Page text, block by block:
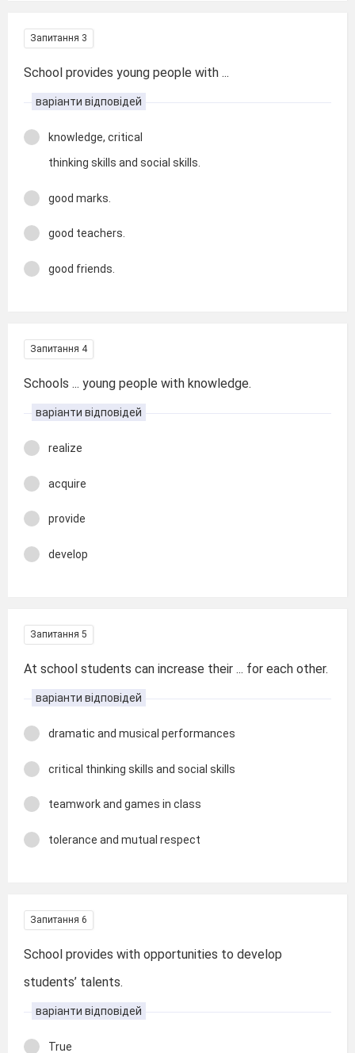
Запитання 3
School provides young people with ...
варіанти відповідей
knowledge, critical
thinking skills and social skills.
good marks.
good teachers.
good friends.
Запитання 4
Schools ... young people with knowledge.
варіанти відповідей
realize
acquire
provide
develop
Запитання 5
At school students can increase their ... for each other.
варіанти відповідей
dramatic and musical performances
critical thinking skills and social skills
teamwork and games in class
tolerance and mutual respect
Запитання 6
School provides with opportunities to develop
students’ talents.
варіанти відповідей
True